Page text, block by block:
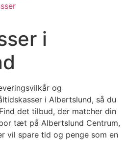
i
og
i Albertslund, så du
det tilbud, der matcher din
tæt på Albertslund Centrum,
vil spare tid og penge som en